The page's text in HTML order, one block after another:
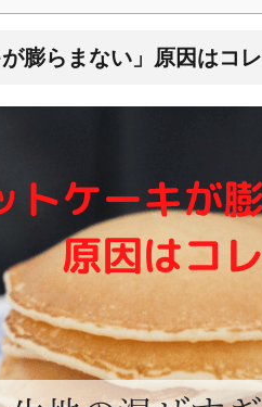
膨らまない」原因はコレ